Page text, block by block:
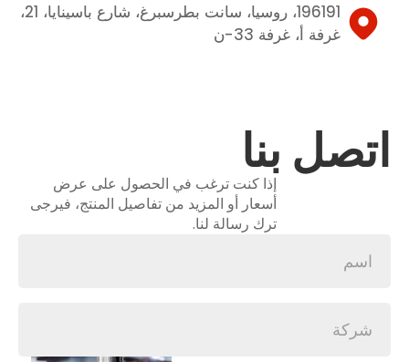
196191، روسيا، سانت بطرسبرغ، شارع باسينايا، 21،
غرفة أ، غرفة 33-ن
اتصل بنا
إذا كنت ترغب في الحصول على عرض
أسعار أو المزيد من تفاصيل المنتج، فيرجى
ترك رسالة لنا.